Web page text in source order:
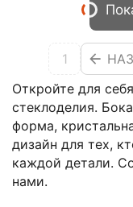
1
Откройте для
стеклоделия.
форма,
дизайн для тех,
каждой детали.
нами.